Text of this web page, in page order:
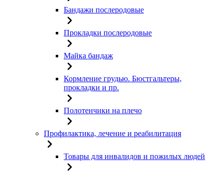
Бандажи послеродовые
Прокладки послеродовые
Майка бандаж
Кормление грудью. Бюстгальтеры,
прокладки и пр.
Полотенчики на плечо
Профилактика, лечение и реабилитация
Товары для инвалидов и пожилых людей